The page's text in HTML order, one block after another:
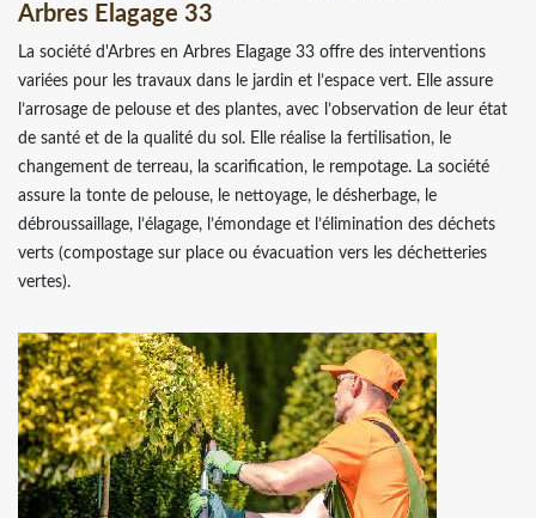
Arbres Elagage 33
La société d'Arbres en Arbres Elagage 33 offre des interventions
variées pour les travaux dans le jardin et l’espace vert. Elle assure
l’arrosage de pelouse et des plantes, avec l’observation de leur état
de santé et de la qualité du sol. Elle réalise la fertilisation, le
changement de terreau, la scarification, le rempotage. La société
assure la tonte de pelouse, le nettoyage, le désherbage, le
débroussaillage, l’élagage, l’émondage et l’élimination des déchets
verts (compostage sur place ou évacuation vers les déchetteries
vertes).